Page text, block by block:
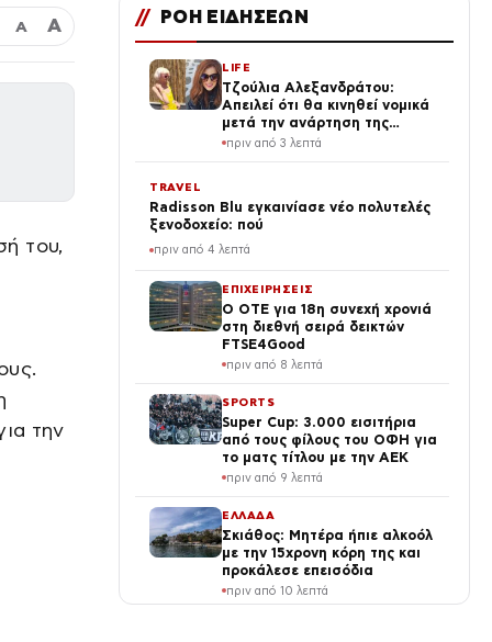
Α Α
του,
την
// ΡΟΗ ΕΙΔΗΣΕΩΝ
LIFE
Τζούλια Αλεξανδράτου:
Απειλεί ότι θα κινηθεί νομικά
μετά την ανάρτηση της
Δημουλίδου
πριν από 3 λεπτά
TRAVEL
Radisson Blu εγκαινίασε νέο πολυτελές
ξενοδοχείο: πού
πριν από 4 λεπτά
ΕΠΙΧΕΙΡΗΣΕΙΣ
Ο ΟΤΕ για 18η συνεχή χρονιά
στη διεθνή σειρά δεικτών
FTSE4Good
πριν από 8 λεπτά
SPORTS
Super Cup: 3.000 εισιτήρια
από τους φίλους του ΟΦΗ για
το ματς τίτλου με την ΑΕΚ
πριν από 9 λεπτά
ΕΛΛΑΔΑ
Σκιάθος: Μητέρα ήπιε αλκοόλ
με την 15χρονη κόρη της και
προκάλεσε επεισόδια
πριν από 10 λεπτά